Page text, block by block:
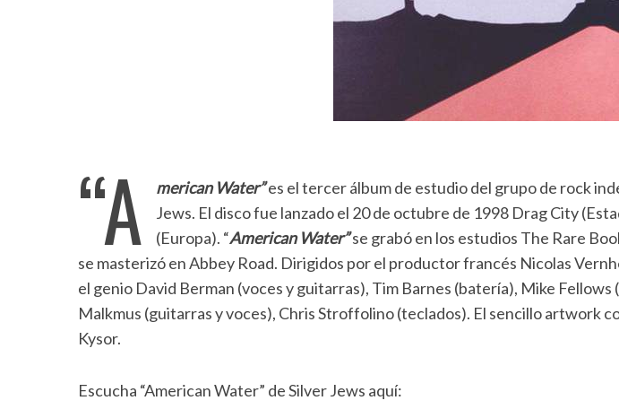
“A merican Water”es el tercer álbum de estudio del grupo de rock
Jews. El disco fue lanzado el 20 de octubre de 1998 Drag City
(Europa). “American Water”se grabó en los estudios The Rare
se masterizó en Abbey Road. Dirigidos por el productor francés Nicolas
el genio David Berman (voces y guitarras), Tim Barnes (batería), Mike Fellows
Malkmus (guitarras y voces), Chris Stroffolino (teclados). El sencillo artwork
Kysor.
Escucha “American Water” de Silver Jews aquí: